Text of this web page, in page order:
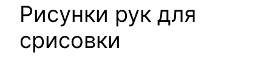
Рисунки рук для
срисовки